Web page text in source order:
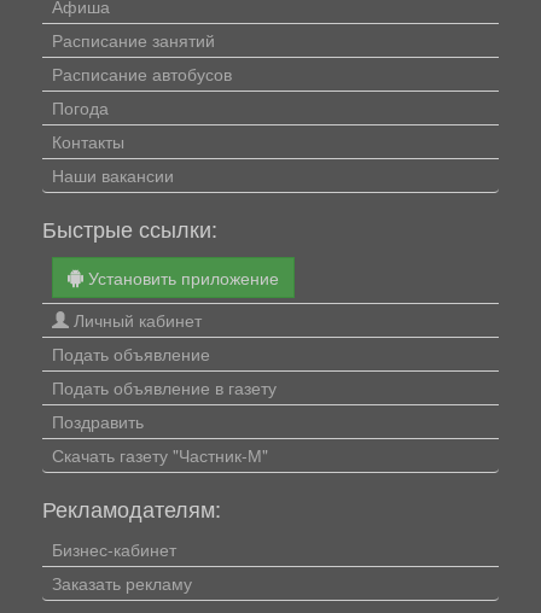
Афиша
Расписание занятий
Расписание автобусов
Погода
Контакты
Наши вакансии
Быстрые ссылки:
Установить приложение
Личный кабинет
Подать объявление
Подать объявление в газету
Поздравить
Скачать газету "Частник-М"
Рекламодателям:
Бизнес-кабинет
Заказать рекламу